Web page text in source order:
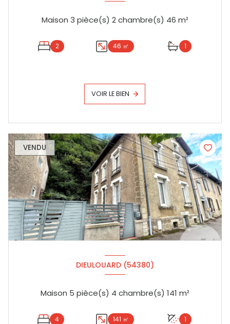
Maison 3 pièce(s) 2 chambre(s) 46 m²
2 46 ㎡ 1
VOIR LE BIEN
VENDU
DIEULOUARD (54380)
Maison 5 pièce(s) 4 chambre(s) 141 m²
4 141 ㎡ 1